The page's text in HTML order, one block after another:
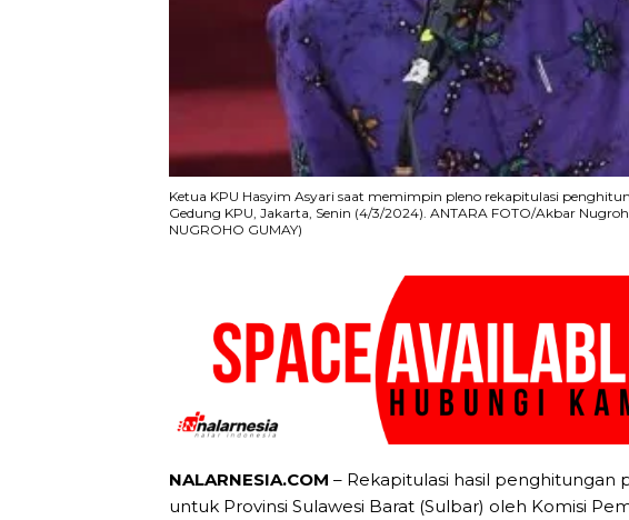
Ketua KPU Hasyim Asyari saat memimpin pleno rekapitulasi
Gedung KPU, Jakarta, Senin (4/3/2024). ANTARA FOTO/Akbar
NUGROHO GUMAY)
NALARNESIA.COM – Rekapitulasi hasil penghitungan
untuk Provinsi Sulawesi Barat (Sulbar) oleh Komisi